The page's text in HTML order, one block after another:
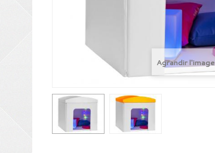
Agrandir l'image